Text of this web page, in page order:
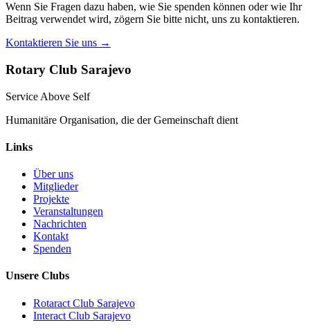
Wenn Sie Fragen dazu haben, wie Sie spenden können oder wie Ihr
Beitrag verwendet wird, zögern Sie bitte nicht, uns zu kontaktieren.
Kontaktieren Sie uns →
Rotary Club Sarajevo
Service Above Self
Humanitäre Organisation, die der Gemeinschaft dient
Links
Über uns
Mitglieder
Projekte
Veranstaltungen
Nachrichten
Kontakt
Spenden
Unsere Clubs
Rotaract Club Sarajevo
Interact Club Sarajevo